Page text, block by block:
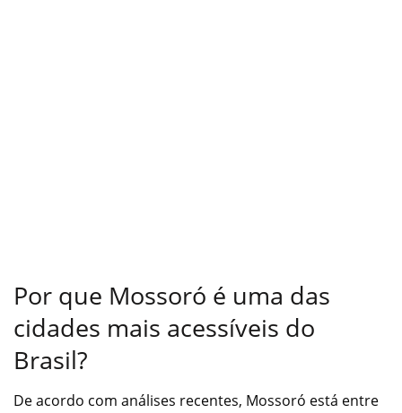
Por que Mossoró é uma das
cidades mais acessíveis do
Brasil?
De acordo com análises recentes, Mossoró está entre